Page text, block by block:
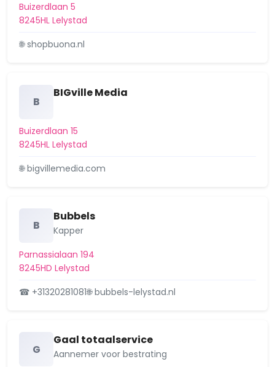
Buizerdlaan 5
8245HL Lelystad
🌐 shopbuona.nl
B
BIGville Media
Buizerdlaan 15
8245HL Lelystad
🌐 bigvillemedia.com
B
Bubbels
Kapper
Parnassialaan 194
8245HD Lelystad
☎ +31320281081🌐 bubbels-lelystad.nl
G
Gaal totaalservice
Aannemer voor bestrating